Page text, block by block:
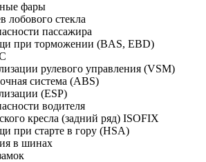
фары
лобового стекла
пассажира
при торможении (BAS, EBD)
рулевого управления (VSM)
система (ABS)
(ESP)
водителя
кресла (задний ряд) ISOFIX
при старте в гору (HSA)
в шинах